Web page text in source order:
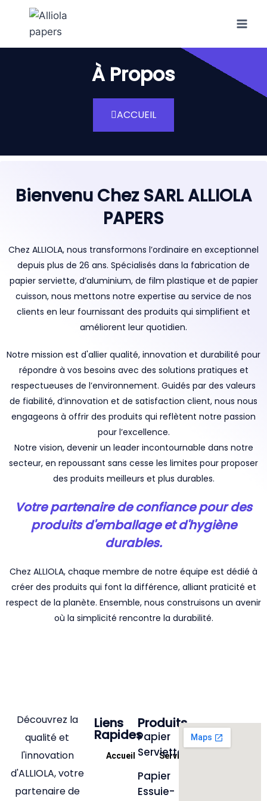
À Propos
ACCUEIL
Bienvenu Chez SARL ALLIOLA
PAPERS
Chez ALLIOLA, nous transformons l’ordinaire en exceptionnel
depuis plus de 26 ans. Spécialisés dans la fabrication de
papier serviette, d’aluminium, de film plastique et de papier
cuisson, nous mettons notre expertise au service de nos
clients en leur fournissant des produits qui simplifient et
améliorent leur quotidien.
Notre mission est d'allier qualité, innovation et durabilité pour
répondre à vos besoins avec des solutions pratiques et
respectueuses de l’environnement. Guidés par des valeurs
de fiabilité, d’innovation et de satisfaction client, nous nous
engageons à offrir des produits qui reflètent notre passion
pour l’excellence.
Notre vision, devenir un leader incontournable dans notre
secteur, en repoussant sans cesse les limites pour proposer
des produits meilleurs et plus durables.
Votre partenaire de confiance pour des
produits d'emballage et d'hygiène
durables.
Chez ALLIOLA, chaque membre de notre équipe est dédié à
créer des produits qui font la différence, alliant praticité et
respect de la planète. Ensemble, nous construisons un avenir
où la simplicité rencontre la durabilité.
Découvrez la
qualité et
l'innovation
d'ALLIOLA, votre
partenaire de
Liens
Rapides
Accueil Services
Produits
Papier
Serviettes
Papier
Essuie-